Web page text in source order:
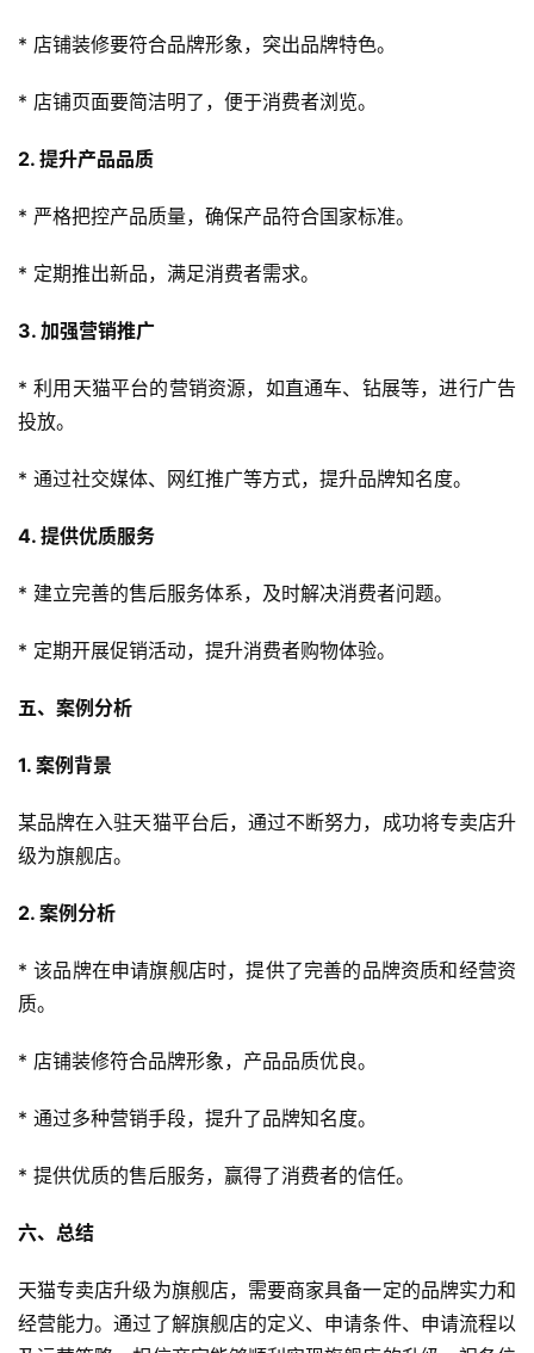
* 店铺装修要符合品牌形象，突出品牌特色。
* 店铺页面要简洁明了，便于消费者浏览。
2. 提升产品品质
* 严格把控产品质量，确保产品符合国家标准。
* 定期推出新品，满足消费者需求。
3. 加强营销推广
* 利用天猫平台的营销资源，如直通车、钻展等，进行广告
投放。
* 通过社交媒体、网红推广等方式，提升品牌知名度。
4. 提供优质服务
* 建立完善的售后服务体系，及时解决消费者问题。
* 定期开展促销活动，提升消费者购物体验。
五、案例分析
1. 案例背景
某品牌在入驻天猫平台后，通过不断努力，成功将专卖店升
级为旗舰店。
2. 案例分析
* 该品牌在申请旗舰店时，提供了完善的品牌资质和经营资
质。
* 店铺装修符合品牌形象，产品品质优良。
* 通过多种营销手段，提升了品牌知名度。
* 提供优质的售后服务，赢得了消费者的信任。
六、总结
天猫专卖店升级为旗舰店，需要商家具备一定的品牌实力和
经营能力。通过了解旗舰店的定义、申请条件、申请流程以